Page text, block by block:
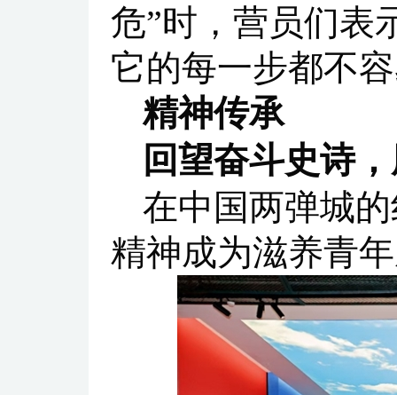
危”时，营员们表
它的每一步都不
精神传承
回望奋斗史诗
在中国两弹城
精神成为滋养青